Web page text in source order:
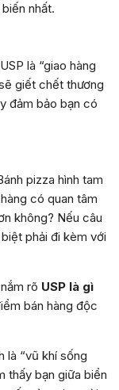
nhất.
là “giao hàng
giết chết thương
đảm bảo bạn có
pizza hình tam
có quan tâm
không? Nếu câu
phải đi kèm với
rõ USP là gì
bán hàng độc
là “vũ khí sống
thấy bạn giữa biển